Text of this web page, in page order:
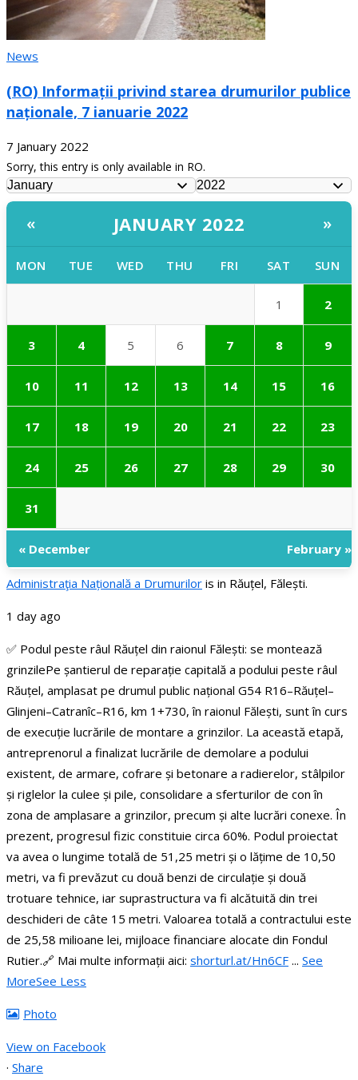
News
(RO) Informații privind starea drumurilor publice
naționale, 7 ianuarie 2022
7 January 2022
Sorry, this entry is only available in RO.
« JANUARY 2022 »
MON TUE WED THU FRI SAT SUN
1 2
3 4 5 6 7 8 9
10 11 12 13 14 15 16
17 18 19 20 21 22 23
24 25 26 27 28 29 30
31
« December February »
Administraţia Națională a Drumurilor is in Răuțel, Fălești.
1 day ago
✅ Podul peste râul Răuțel din raionul Fălești: se montează
grinzilePe șantierul de reparație capitală a podului peste râul
Răuțel, amplasat pe drumul public național G54 R16–Răuțel–
Glinjeni–Catranîc–R16, km 1+730, în raionul Fălești, sunt în curs
de execuție lucrările de montare a grinzilor. La această etapă,
antreprenorul a finalizat lucrările de demolare a podului
existent, de armare, cofrare și betonare a radierelor, stâlpilor
și riglelor la culee și pile, consolidare a sferturilor de con în
zona de amplasare a grinzilor, precum și alte lucrări conexe. În
prezent, progresul fizic constituie circa 60%. Podul proiectat
va avea o lungime totală de 51,25 metri și o lățime de 10,50
metri, va fi prevăzut cu două benzi de circulație și două
trotuare tehnice, iar suprastructura va fi alcătuită din trei
deschideri de câte 15 metri. Valoarea totală a contractului este
de 25,58 milioane lei, mijloace financiare alocate din Fondul
Rutier.🔗 Mai multe informații aici: shorturl.at/Hn6CF ... See
MoreSee Less
Photo
View on Facebook
· Share